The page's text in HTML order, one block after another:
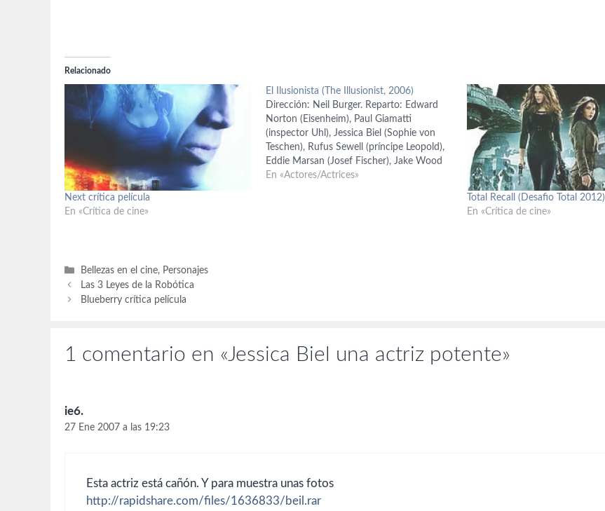
Relacionado
Next crítica película
En «Crítica de cine»
El Ilusionista (The Illusionist, 2006)
Dirección: Neil Burger. Reparto: Edward
Norton (Eisenheim), Paul Giamatti
(inspector Uhl), Jessica Biel (Sophie von
Teschen), Rufus Sewell (príncipe Leopold),
Eddie Marsan (Josef Fischer), Jake Wood
(Jurka), Tom Fisher (Wiligut), Karl Johnson
En «Actores/Actrices»
Total Recall (Desafio Total 2012)
En «Crítica de cine»
Categorías
Bellezas en el cine, Personajes
Las 3 Leyes de la Robótica
Blueberry crítica película
1 comentario en «Jessica Biel una actriz potente»
ie6.
27 Ene 2007 a las 19:23
Esta actriz está cañón. Y para muestra unas fotos
http://rapidshare.com/files/1636833/beil.rar